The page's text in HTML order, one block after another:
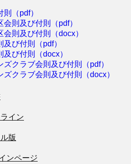
（pdf）
則及び付則（pdf）
則及び付則（docx）
び付則（pdf）
び付則（docx）
クラブ会則及び付則（pdf）
ズクラブ会則及び付則（docx）
イン
版
ンページ